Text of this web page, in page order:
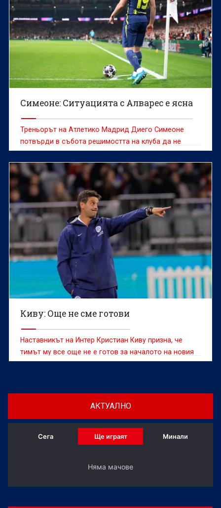
Симеоне: Ситуацията с Алварес е ясна
Треньорът на Атлетико Мадрид Диего Симеоне
потвърди в събота решимостта на клуба да не
продава Хулиан Алварес, който е желан от редица
отбори и оставането му на „Метрополитано“ през
следващия сезон далеч не е сигурно
Киву: Още не сме готови
Наставникът на Интер Кристиан Киву призна, че
тимът му все още не е готов за началото на новия
сезон въпреки днешната победа с 2:1 в контролата
АКТУАЛНО
Сега Ще играят Минали
Няма мачове